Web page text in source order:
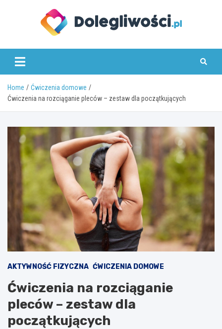
dolegliwosci.pl
Home
Ćwiczenia domowe
Ćwiczenia na rozciąganie pleców – zestaw dla początkujących
AKTYWNOŚĆ FIZYCZNA ĆWICZENIA DOMOWE
Ćwiczenia na rozciąganie
pleców – zestaw dla
początkujących